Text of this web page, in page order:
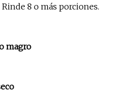
8 o más porciones.
magro